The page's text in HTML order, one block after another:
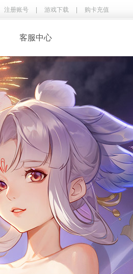
注册账号 游戏下载 购卡充值
客服中心